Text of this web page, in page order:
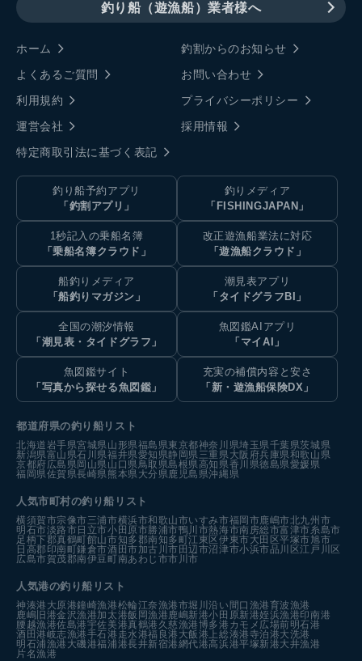
釣り船（遊漁船）業者様へ
ホーム
釣割からのお知らせ
よくあるご質問
お問い合わせ
利用規約
プライバシーポリシー
運営会社
採用情報
特定商取引法に基づく表記
釣り船予約アプリ
「釣割アプリ」
釣りメディア
「FISHINGJAPAN」
1秒記入の乗船名簿
「乗船名簿クラウド」
改正遊漁船業法に対応
「遊漁船クラウド」
船釣りメディア
「船釣りマガジン」
潮見表アプリ
「タイドグラフBI」
全国の潮汐情報
「潮見表・タイドグラフ」
魚図鑑AIアプリ
「マイAI」
魚図鑑サイト
「写真から探せる魚図鑑」
充実の補償内容と安さ
「新・遊漁船保険DX」
都道府県の釣り船リスト
北海道岩手県宮城県山形県福島県東京都神奈川県埼玉県千葉県茨城県
新潟県富山県石川県福井県愛知県静岡県三重県大阪府兵庫県和歌山県
京都府広島県岡山県山口県鳥取県島根県高知県香川県徳島県愛媛県
福岡県佐賀県長崎県熊本県大分県鹿児島県沖縄県
人気市町村の釣り船リスト
横須賀市宗像市三浦市横浜市和歌山市いすみ市福岡市鹿嶋市北九州市
明石市淡路市 日立市小田原市勝浦市鴨川市熱海市南房総市富津市糸島市
足柄下郡真鶴町館山市知多郡南知多町江東区伊東市大田区平塚市旭市
日高郡印南町鎌倉市酒田市加古川市 田辺市沼津市小浜市品川区江戸川区
広島市賀茂郡南伊豆町南あわじ市市川市
人気港の釣り船リスト
神湊港 大原港鐘崎漁港松輪江奈漁港市堀川沿い 間口漁港育波漁港
鹿嶋旧港金沢漁港加太港飯岡漁港鹿嶋新港小田原新港姪浜漁港印南港
腰越漁港佐島港宇佐美港真鶴港 久慈漁港博多港カモメ広場前明石港
酒田港岐志漁港手石港 走水港福良港 大飯港 上総湊港寺泊港大洗港
明石浦漁港 大磯港福浦港長井新宿港網代港高浜港平塚新港大井漁港
片名漁港